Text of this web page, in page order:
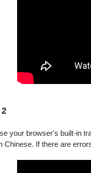
your browser's built-in
Chinese. If there are
琴音樂節2檔節目各1
特利管風琴獨奏會《巴赫
文彬&拉特利&高雄市交